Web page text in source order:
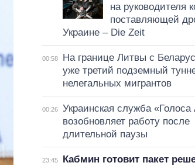
на руководителя
поставляющей
Украине – Die Zeit
00:58
На границе Литвы с
уже третий подземный
нелегальных мигрантов
00:26
Украинская служба
возобновляет работу после
длительной паузы
23:45
Кабмин готовит пакет